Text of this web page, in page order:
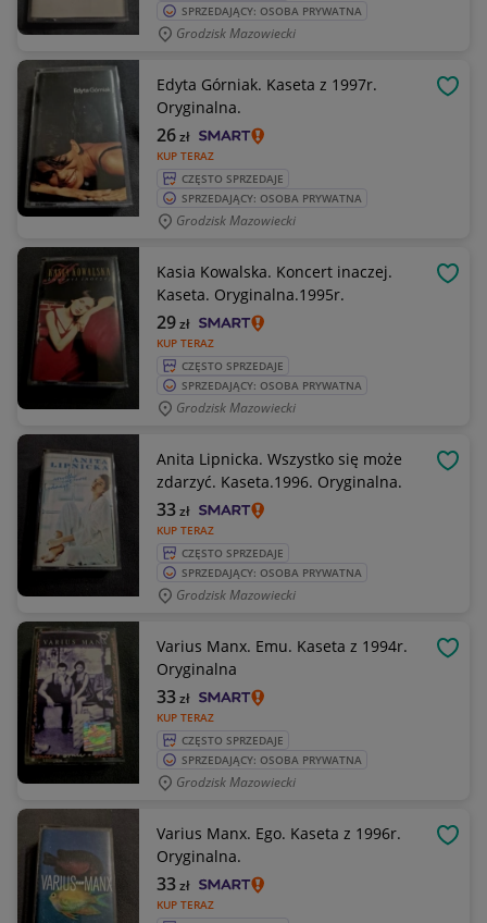
SPRZEDAJĄCY: OSOBA PRYWATNA
Grodzisk Mazowiecki
Edyta Górniak. Kaseta z 1997r.
Oryginalna.
KUP TERAZ
26zł
CZĘSTO SPRZEDAJE
SPRZEDAJĄCY: OSOBA PRYWATNA
Grodzisk Mazowiecki
Kasia Kowalska. Koncert inaczej.
Kaseta. Oryginalna.1995r.
KUP TERAZ
29zł
CZĘSTO SPRZEDAJE
SPRZEDAJĄCY: OSOBA PRYWATNA
Grodzisk Mazowiecki
Anita Lipnicka. Wszystko się może
zdarzyć. Kaseta.1996. Oryginalna.
KUP TERAZ
33zł
CZĘSTO SPRZEDAJE
SPRZEDAJĄCY: OSOBA PRYWATNA
Grodzisk Mazowiecki
Varius Manx. Emu. Kaseta z 1994r.
Oryginalna
KUP TERAZ
33zł
CZĘSTO SPRZEDAJE
SPRZEDAJĄCY: OSOBA PRYWATNA
Grodzisk Mazowiecki
Varius Manx. Ego. Kaseta z 1996r.
Oryginalna.
KUP TERAZ
33zł